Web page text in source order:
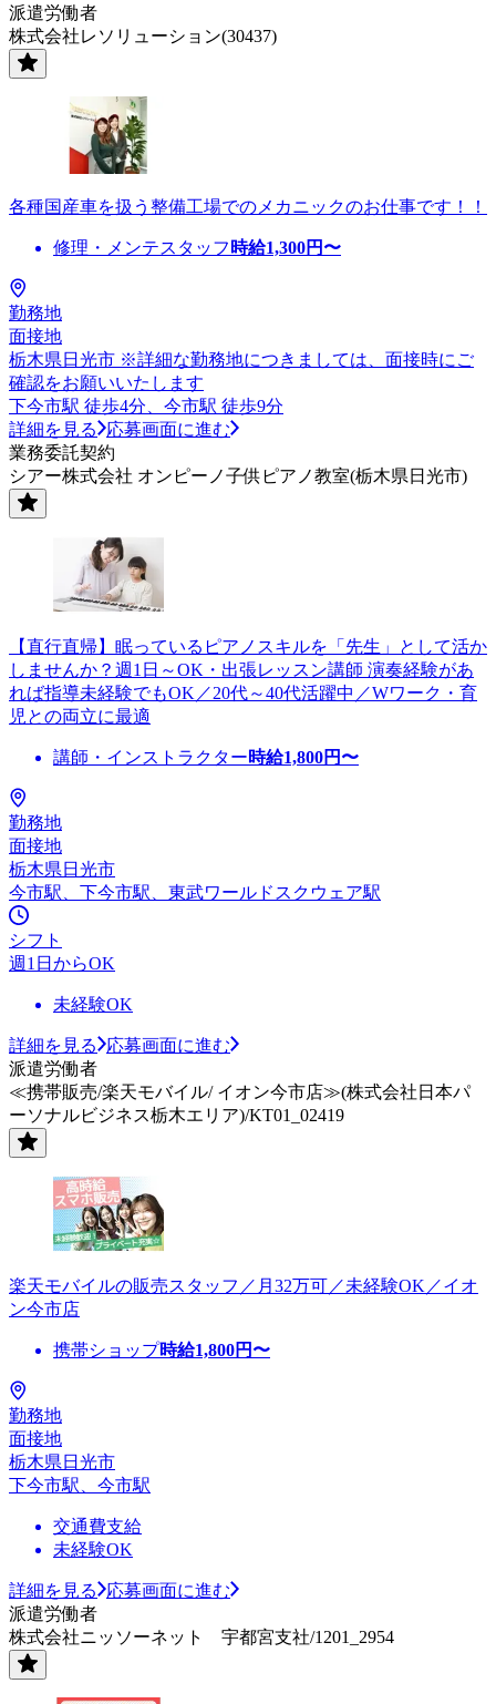
派遣労働者
株式会社レソリューション(30437)
各種国産車を扱う整備工場でのメカニックのお仕事です！！
修理・メンテスタッフ 時給1,300円〜
勤務地
面接地
栃木県日光市 ※詳細な勤務地につきましては、面接時にご
確認をお願いいたします
下今市駅 徒歩4分、今市駅 徒歩9分
詳細を見る
応募画面に進む
業務委託契約
シアー株式会社 オンピーノ子供ピアノ教室(栃木県日光市)
【直行直帰】眠っているピアノスキルを「先生」として活か
しませんか？週1日～OK・出張レッスン講師 演奏経験があ
れば指導未経験でもOK／20代～40代活躍中／Wワーク・育
児との両立に最適
講師・インストラクター時給1,800円〜
勤務地
面接地
栃木県日光市
今市駅、下今市駅、東武ワールドスクウェア駅
シフト
週1日からOK
未経験OK
詳細を見る
応募画面に進む
派遣労働者
≪携帯販売/楽天モバイル/ イオン今市店≫(株式会社日本パ
ーソナルビジネス栃木エリア)/KT01_02419
楽天モバイルの販売スタッフ／月32万可／未経験OK／イオ
ン今市店
携帯ショップ時給1,800円〜
勤務地
面接地
栃木県日光市
下今市駅、今市駅
交通費支給
未経験OK
詳細を見る
応募画面に進む
派遣労働者
株式会社ニッソーネット 宇都宮支社/1201_2954